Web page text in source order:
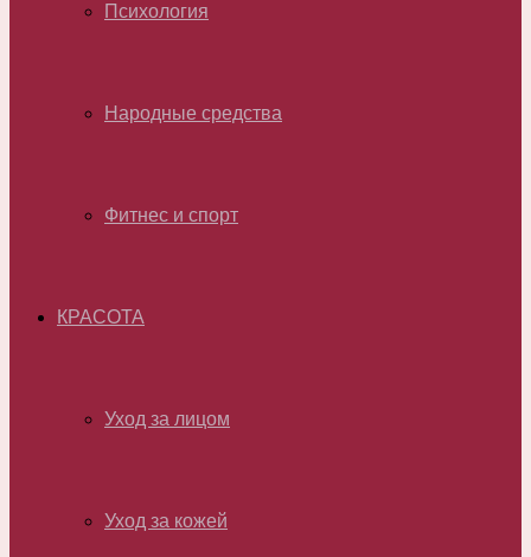
Психология
Народные средства
Фитнес и спорт
КРАСОТА
Уход за лицом
Уход за кожей